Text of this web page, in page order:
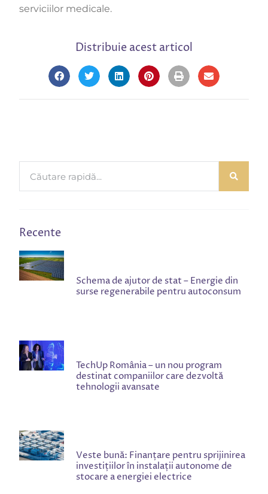
serviciilor medicale.
Distribuie acest articol
Recente
Schema de ajutor de stat – Energie din
surse regenerabile pentru autoconsum
TechUp România – un nou program
destinat companiilor care dezvoltă
tehnologii avansate
Veste bună: Finanțare pentru sprijinirea
investițiilor în instalații autonome de
stocare a energiei electrice